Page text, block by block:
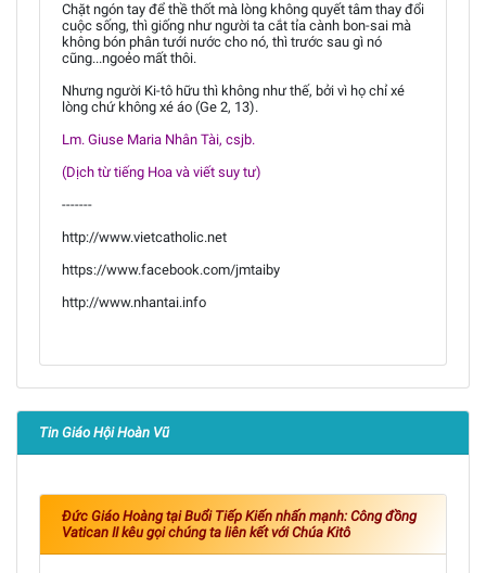
Chặt ngón tay để thề thốt mà lòng không quyết tâm thay đổi
cuộc sống, thì giống như người ta cắt tỉa cành bon-sai mà
không bón phân tưới nước cho nó, thì trước sau gì nó
cũng...ngoẻo mất thôi.
Nhưng người Ki-tô hữu thì không như thế, bởi vì họ chỉ xé
lòng chứ không xé áo (Ge 2, 13).
Lm. Giuse Maria Nhân Tài, csjb.
(Dịch từ tiếng Hoa và viết suy tư)
-------
http://www.vietcatholic.net
https://www.facebook.com/jmtaiby
http://www.nhantai.info
Tin Giáo Hội Hoàn Vũ
Đức Giáo Hoàng tại Buổi Tiếp Kiến nhấn mạnh: Công đồng
Vatican II kêu gọi chúng ta liên kết với Chúa Kitô